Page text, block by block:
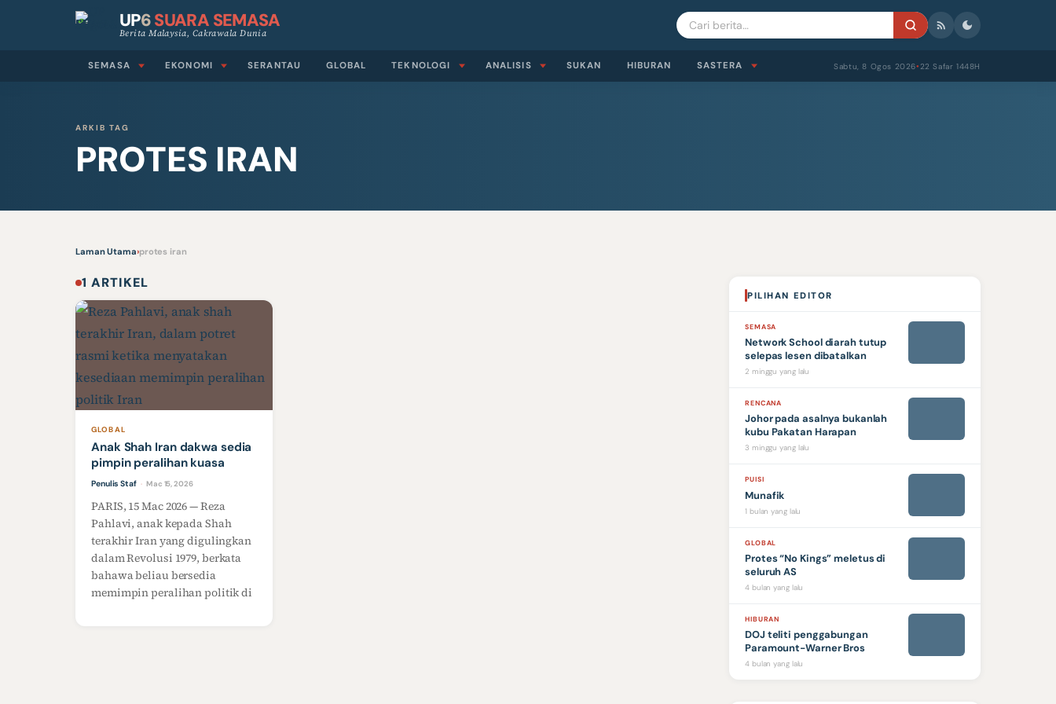
UP6SUARA SEMASA
Berita Malaysia, Cakrawala Dunia
SEMASA EKONOMI SERANTAU GLOBAL TEKNOLOGI ANALISIS SUKAN HIBURAN SASTERA Sabtu, 8 Ogos 2026● 22 Safar 1448H
ARKIB TAG
PROTES IRAN
Laman Utama›protes iran
1 ARTIKEL
GLOBAL
Anak Shah Iran dakwa sedia
pimpin peralihan kuasa
Penulis Staf · Mac 15, 2026
PARIS, 15 Mac 2026 — Reza
Pahlavi, anak kepada Shah
terakhir Iran yang digulingkan
dalam Revolusi 1979, berkata
bahawa beliau bersedia
memimpin peralihan politik di
PILIHAN EDITOR
SEMASA
Network School diarah tutup
selepas lesen dibatalkan
2 minggu yang lalu
RENCANA
Johor pada asalnya bukanlah
kubu Pakatan Harapan
3 minggu yang lalu
PUISI
Munafik
1 bulan yang lalu
GLOBAL
Protes “No Kings” meletus di
seluruh AS
4 bulan yang lalu
HIBURAN
DOJ teliti penggabungan
Paramount-Warner Bros
4 bulan yang lalu